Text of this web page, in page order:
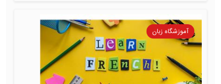
آموزشگاه زبان